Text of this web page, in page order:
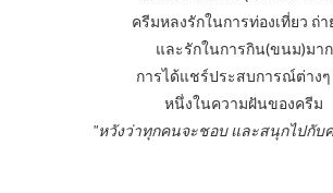
ครีมหลงรักในการท่องเที่ยว ถ่า
และรักในการกิน(ขนม)มาก
การได้แชร์ประสบการณ์ต่างๆ
หนึ่งในความฝันของครีม
"หวังว่าทุกคนจะชอบ และสนุกไปกับ